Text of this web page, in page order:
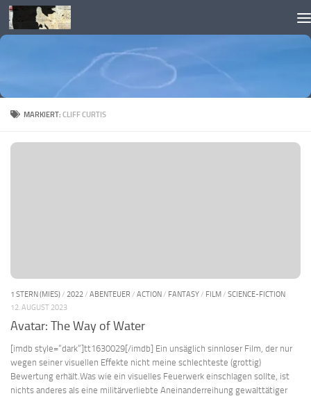
Skip to content
MARKIERT:CLIFF CURTIS
1 STERN (MIES)/ 2022/ ABENTEUER / ACTION/ FANTASY/ FILM/ SCIENCE-FICTION
12. AUGUST 2023
Avatar: The Way of Water
[imdb style=“dark“]tt1630029[/imdb] Ein unsäglich sinnloser Film, der nur
wegen seiner visuellen Effekte nicht meine schlechteste (grottig)
Bewertung erhält.Was wie ein visuelles Feuerwerk einschlagen sollte, ist
nichts anderes als eine militärverliebte Aneinanderreihung gewalttätiger